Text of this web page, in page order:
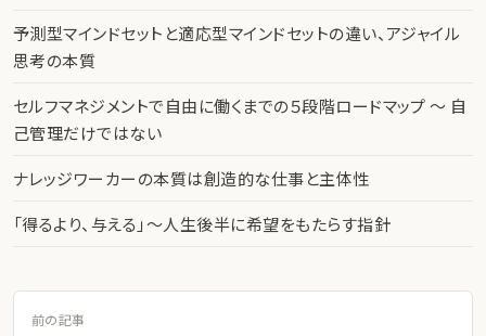
予測型マインドセットと適応型マインドセットの違い、アジャイル
思考の本質
セルフマネジメントで自由に働くまでの５段階ロードマップ 〜 自
己管理だけではない
ナレッジワーカーの本質は創造的な仕事と主体性
「得るより、与える」〜人生後半に希望をもたらす指針
前の記事